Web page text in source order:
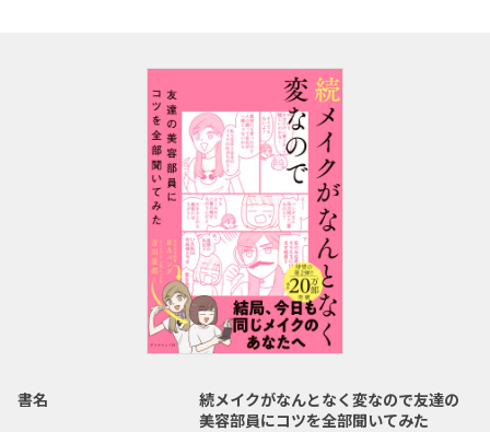
書名
続メイクがなんとなく変なので友達の
美容部員にコツを全部聞いてみた